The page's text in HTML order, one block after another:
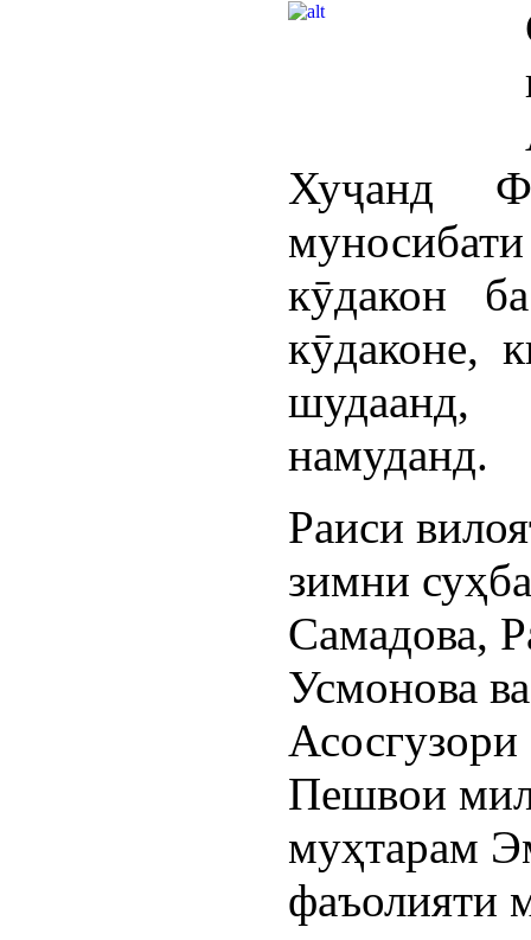
Хуҷанд
кӯдакон
кӯдаконе,
намуданд.
Раиси
зимни
Самадова,
Усмонова
Пешвои
муҳтарам
фаъолияти